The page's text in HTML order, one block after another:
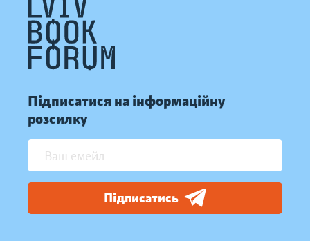
Підписатися на інформаційну
розсилку
Підписатись